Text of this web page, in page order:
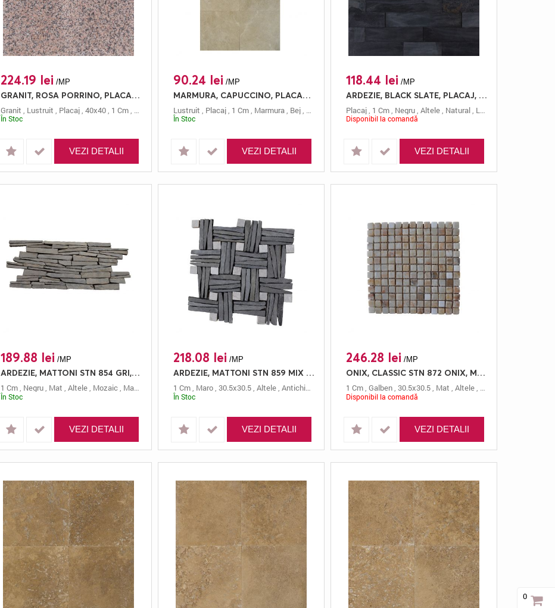
224.19 lei /MP
GRANIT, ROSA PORRINO, PLACAJ, 40X40, 1.00, LUSTRUIT
Granit Lustruit Placaj 40x40 1 Cm Roz Rosa Porrino
În Stoc
VEZI DETALII
90.24 lei /MP
MARMURA, CAPUCCINO, PLACAJ, 30X30, 1, LUSTRUIT
Lustruit Placaj, 1 Cm, Marmura, Bej, 30x30 Capuccino
În Stoc
VEZI DETALII
118.44 lei /MP
ARDEZIE, BLACK SLATE, PLACAJ, L(20-40)X7, 1, NATURAL
Placaj, 1 Cm, Negru, Altele, Natural, L(20-40)x7
Disponibil la comandă
VEZI DETALII
189.88 lei /MP
ARDEZIE, MATTONI STN 854 GRI, MOZAIC, 45X15, 1, MAT
1 Cm, Negru, Mat , Altele, Mozaic, Mattoni 45x15
În Stoc
VEZI DETALII
218.08 lei /MP
ARDEZIE, MATTONI STN 859 MIX KNOT GRI/CREAM, MOZAIC, 30.5X30.5, 1, ANTICHIZAT
1 Cm, Maro, 30.5x30.5, Altele, Antichizat Mozaic,Mattoni
În Stoc
VEZI DETALII
246.28 lei /MP
ONIX, CLASSIC STN 872 ONIX, MOZAIC, 30.5X30.5, 1, MAT
1 Cm, Galben, 30.5x30.5, Mat , Altele, Mozaic
Disponibil la comandă
VEZI DETALII
0